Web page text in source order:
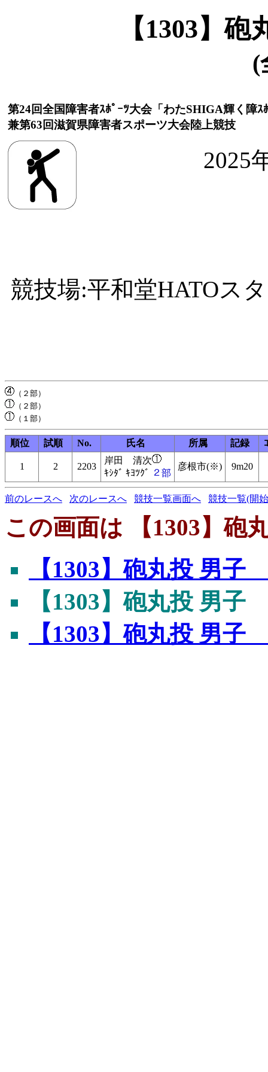
【1303】
(
第24回全国障害者ｽﾎﾟｰﾂ大会「わたSHIGA輝く障ｽ
兼第63回滋賀県障害者スポーツ大会陸上競技
2025
競技場:平和堂HATOス
順位 試順 No. 氏名 所属 記録
1 2 2203
岸田 清次
ｷｼﾀﾞ ｷﾖﾂｸﾞ
２部
彦根市(※) 9m20
前のレースへ 次のレースへ 競技一覧画面へ 競技一覧(開
この画面は 【1303】
【1303】砲丸投
【1303】砲丸投
【1303】砲丸投